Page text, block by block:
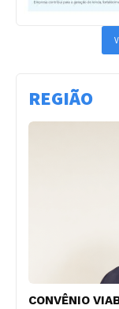
REGIÃO
CONVÊNIO